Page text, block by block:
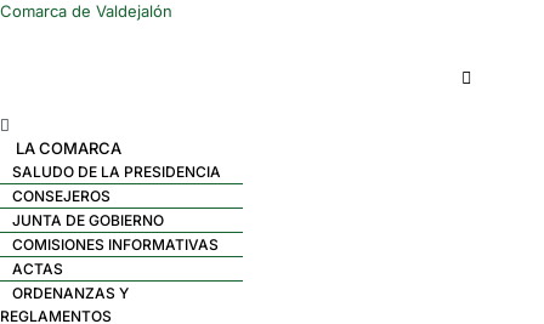
Comarca de Valdejalón
Menú
LA COMARCA
SALUDO DE LA PRESIDENCIA
CONSEJEROS
JUNTA DE GOBIERNO
COMISIONES INFORMATIVAS
ACTAS
ORDENANZAS Y
REGLAMENTOS